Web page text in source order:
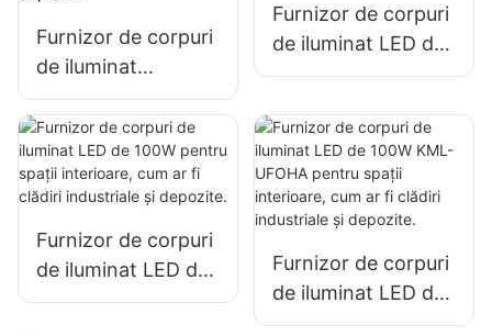
depozite etc.
Furnizor de corpuri
de iluminat
industriale și
miniere cu LED-uri
KML-HB30 de
150W pentru spații
săli de sport și
depozite.
Furnizor de corpuri
de iluminat LED de
150W pentru spații
ateliere de reparații
și depozite.
Furnizor de corpuri
de iluminat LED de
100W pentru spații
Furnizor de corpuri
de iluminat LED de
100W KML-UFOHA